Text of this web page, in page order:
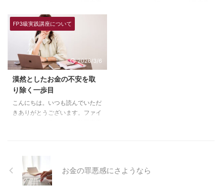
れていない現実・無駄はないはず
なのに、クレカの請求に毎月ビビ
ッてしまう これ全部私の過去の
です。 自分に合う保険が選べな
い 私も過去に、保険ショップで
勧められたものを、へーそういう
もんか！と加入していたことがあ
ります。 でも結局、当時加入し
たものは、後に全部解約しまし
あります… そもそも「保険」って
無数に選べるから、何に入ったら
良いかわからなくなります。 私
も保険ってどれだけの種類があっ
FP3級実践講座について
2026/3/6
漠然としたお金の不安を取
り除く一歩目
こんにちは。いつも読んでいただ
きありがとうございます。ファイ
とお知らせしていた、FP3級実践
講座がスタートしました！ 受講
者さんが０では開講できなかった
お金の罪悪感にさようなら